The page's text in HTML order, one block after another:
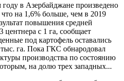
в Азербайджане произведено
на 1,6% больше, чем в 2019
повышения средней
центнера с 1 га, сообщает
под картофель оставались
га. Пока ГКС обнародовал
производства по состоянию
на долю трех западных...